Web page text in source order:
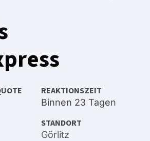
REAKTIONSZEIT
Binnen 23 Tagen
STANDORT
Görlitz